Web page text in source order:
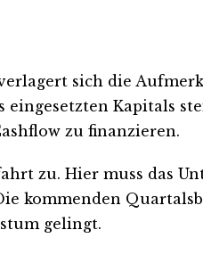
sich die
eingesetzten Kapitals
zu finanzieren.
zu. Hier muss das
kommenden
gelingt.